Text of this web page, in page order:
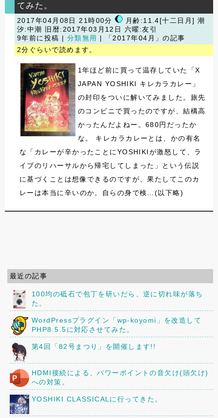
てみた。
2017年04月08日 21時00分
月齢:11.4[十二日月] 潮
汐:中潮
旧暦:2017年03月12日 六曜:友引
9年前に投稿 | 分類無用
| 「2017年04月」の記事
2分ぐらいで読めます。
1年ほど前に買って温存していた「X
JAPAN YOSHIKI キレカラカレー」
の封印をついに解いてみました。旅先
のコンビニで買ったのですが、結構高
かったんだよねー。680円だったか
な。 キレカラカレーとは、かの有名
な「カレーが辛かったことにYOSHIKIが激怒して、ラ
イブのリハーサルから帰宅してしまった」という伝説
に基づくことは想像できるのですが、果たしてこのカ
レーは本当に辛いのか。自らの身で検…(以下略)
最近の記事
100均の砥石で包丁を研いだら、逆に切れ味が落ち
た。
WordPressプラグイン「wp-koyomi」を改造して
PHP8.5.5に対応させてみた。
第4回「82号まつり」を開催します!!
HDMI接続による、パワーポイントの音欠け(頭欠け)
への対策。
YOSHIKI CLASSICALに行ってきた。